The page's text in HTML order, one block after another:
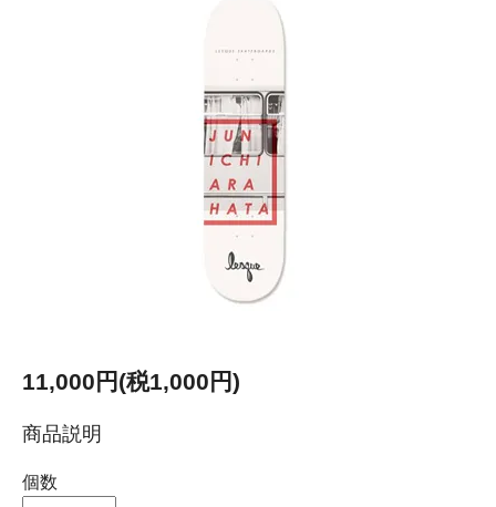
11,000円(税1,000円)
商品説明
個数